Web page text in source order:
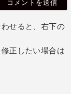
せると、右下の
正したい場合は